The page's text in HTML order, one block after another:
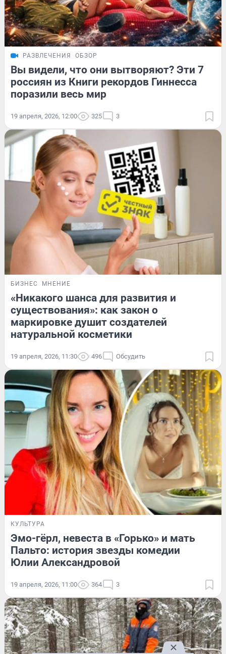
РАЗВЛЕЧЕНИЯ ОБЗОР
Вы видели, что они вытворяют? Эти 7
россиян из Книги рекордов Гиннесса
поразили весь мир
19 апреля, 2026, 12:00 325 3
БИЗНЕС МНЕНИЕ
«Никакого шанса для развития и
существования»: как закон о
маркировке душит создателей
натуральной косметики
19 апреля, 2026, 11:30 496 Обсудить
КУЛЬТУРА
Эмо-гёрл, невеста в «Горько» и мать
Пальто: история звезды комедии
Юлии Александровой
19 апреля, 2026, 11:00 364 3